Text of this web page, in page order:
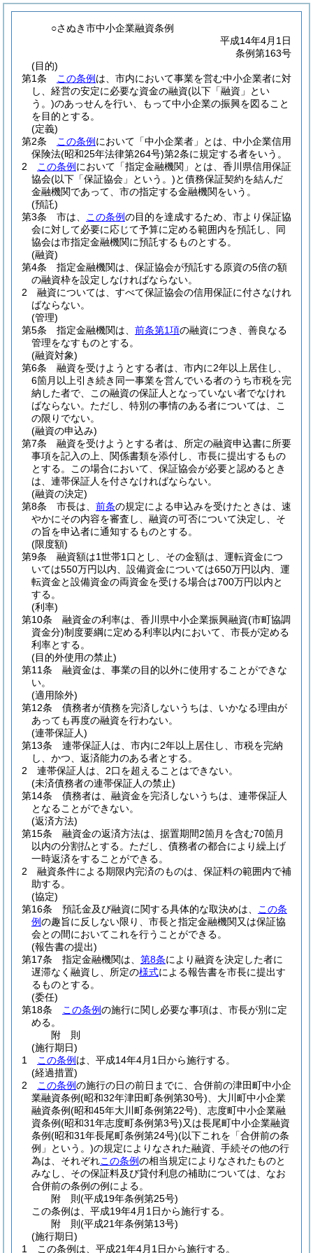
○さぬき市中小企業融資条例
平成14年4月1日
条例第163号
(目的)
第1条
この条例 は、市内において事業を営む中小企業者に対
し、経営の安定に必要な資金の融資(以下「融資」とい
う。)のあっせんを行い、もって中小企業の振興を図ること
を目的とする。
(定義)
第2条
この条例 において「中小企業者」とは、中小企業信用
保険法(昭和25年法律第264号)第2条に規定する者をいう。
2
この条例 において「指定金融機関」とは、香川県信用保証
協会(以下「保証協会」という。)と債務保証契約を結んだ
金融機関であって、市の指定する金融機関をいう。
(預託)
第3条
市は、 この条例の目的を達成するため、市より保証協
会に対して必要に応じて予算に定める範囲内を預託し、同
協会は市指定金融機関に預託するものとする。
(融資)
第4条
指定金融機関は、保証協会が預託する原資の5倍の額
の融資枠を設定しなければならない。
2
融資については、すべて保証協会の信用保証に付さなけれ
ばならない。
(管理)
第5条
指定金融機関は、 前条第1項の融資につき、善良なる
管理をなすものとする。
(融資対象)
第6条
融資を受けようとする者は、市内に2年以上居住し、
6箇月以上引き続き同一事業を営んでいる者のうち市税を完
納した者で、この融資の保証人となっていない者でなけれ
ばならない。 ただし、特別の事情のある者については、こ
の限りでない。
(融資の申込み)
第7条
融資を受けようとする者は、所定の融資申込書に所要
事項を記入の上、関係書類を添付し、市長に提出するもの
とする。
この場合において、保証協会が必要と認めるとき
は、連帯保証人を付さなければならない。
(融資の決定)
第8条
市長は、 前条の規定による申込みを受けたときは、速
やかにその内容を審査し、融資の可否について決定し、そ
の旨を申込者に通知するものとする。
(限度額)
第9条
融資額は1世帯1口とし、その金額は、運転資金につ
いては550万円以内、設備資金については650万円以内、運
転資金と設備資金の両資金を受ける場合は700万円以内と
する。
(利率)
第10条
融資金の利率は、香川県中小企業振興融資(市町協調
資金分)制度要綱に定める利率以内において、市長が定める
利率とする。
(目的外使用の禁止)
第11条
融資金は、事業の目的以外に使用することができな
い。
(適用除外)
第12条
債務者が債務を完済しないうちは、いかなる理由が
あっても再度の融資を行わない。
(連帯保証人)
第13条
連帯保証人は、市内に2年以上居住し、市税を完納
し、かつ、返済能力のある者とする。
2
連帯保証人は、2口を超えることはできない。
(未済債務者の連帯保証人の禁止)
第14条
債務者は、融資金を完済しないうちは、連帯保証人
となることができない。
(返済方法)
第15条
融資金の返済方法は、据置期間2箇月を含む70箇月
以内の分割払とする。 ただし、債務者の都合により繰上げ
一時返済をすることができる。
2
融資条件による期限内完済のものは、保証料の範囲内で補
助する。
(協定)
第16条
預託金及び融資に関する具体的な取決めは、
この条
例の趣旨に反しない限り、市長と指定金融機関又は保証協
会との間においてこれを行うことができる。
(報告書の提出)
第17条
指定金融機関は、 第8条により融資を決定した者に
遅滞なく融資し、所定の様式による報告書を市長に提出す
るものとする。
(委任)
第18条
この条例の施行に関し必要な事項は、市長が別に定
める。
附 則
(施行期日)
1
この条例 は、平成14年4月1日から施行する。
(経過措置)
2
この条例の施行の日の前日までに、合併前の津田町中小企
業融資条例(昭和32年津田町条例第30号) 、大川町中小企業
融資条例(昭和45年大川町条例第22号) 、志度町中小企業融
資条例(昭和31年志度町条例第3号)又は長尾町中小企業融資
条例(昭和31年長尾町条例第24号)(以下これを「合併前の条
例」という。)の規定によりなされた融資、手続その他の行
為は、それぞれこの条例の相当規定によりなされたものと
みなし、その保証料及び貸付利息の補助については、なお
合併前の条例の例による。
附 則(平成19年条例第25号)
この条例は、平成19年4月1日から施行する。
附 則(平成21年条例第13号)
(施行期日)
1
この条例は、平成21年4月1日から施行する。